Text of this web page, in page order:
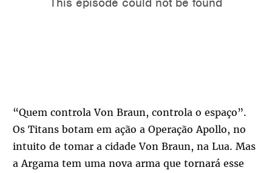
“Quem controla Von Braun, controla o espaço”.
Os Titans botam em ação a Operação Apollo, no
intuito de tomar a cidade Von Braun, na Lua. Mas
a Argama tem uma nova arma que tornará esse